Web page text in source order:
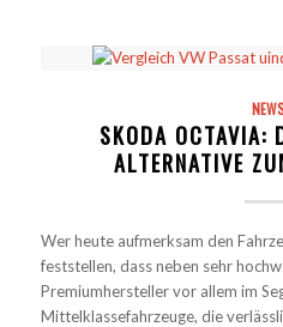
SKODA OCTAVIA:
ALTERNATIVE
Wer heute aufmerksam den
feststellen, dass neben sehr
Premiumhersteller vor allem im
Mittelklassefahrzeuge, die